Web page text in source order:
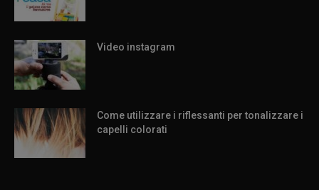
Video instagram
Come utilizzare i riflessanti per tonalizzare i
capelli colorati